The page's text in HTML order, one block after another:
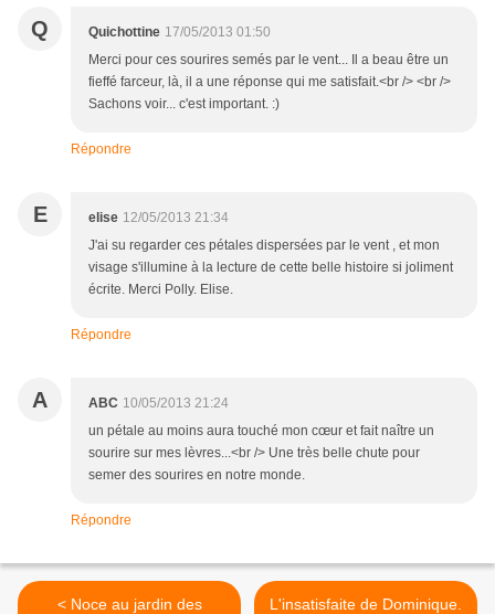
Q Quichottine 17/05/2013 01:50
Merci pour ces sourires semés par le vent... Il a beau être un
fieffé farceur, là, il a une réponse qui me satisfait.<br /> <br />
Sachons voir... c'est important. :)
Répondre
E elise 12/05/2013 21:34
J'ai su regarder ces pétales dispersées par le vent , et mon
visage s'illumine à la lecture de cette belle histoire si joliment
écrite. Merci Polly. Elise.
Répondre
A ABC 10/05/2013 21:24
un pétale au moins aura touché mon cœur et fait naître un
sourire sur mes lèvres...<br /> Une très belle chute pour
semer des sourires en notre monde.
Répondre
< Noce au jardin des
L'insatisfaite de Dominique.